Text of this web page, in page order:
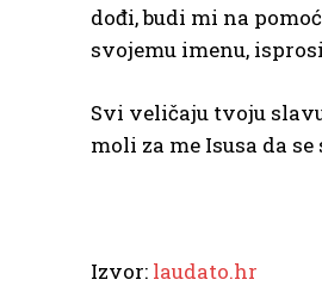
dođi, budi mi na
svojemu imenu,
Svi veličaju tvoju
moli za me Isusa da
Izvor: laudato.hr